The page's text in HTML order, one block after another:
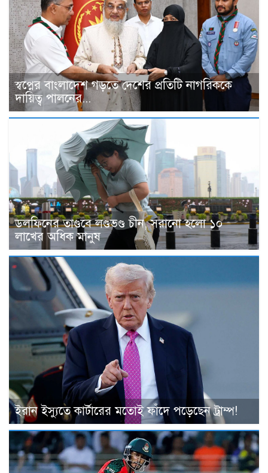
স্বপ্নের বাংলাদেশ গড়তে দেশের প্রতিটি নাগরিককে
দায়িত্ব পালনের...
ডলফিনের তাণ্ডবে লণ্ডভণ্ড চীন, সরানো হলো ১০
লাখের ‍অধিক মানুষ
ইরান ইস্যুতে কার্টারের মতোই ফাঁদে পড়েছেন ট্রাম্প!